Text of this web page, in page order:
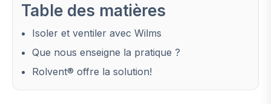
Table des matières
Isoler et ventiler avec Wilms
Que nous enseigne la pratique ?
Rolvent® offre la solution!